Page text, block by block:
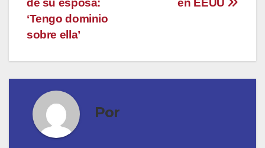
entradas en EEUU
de su esposa:
‘Tengo dominio
sobre ella’
Por